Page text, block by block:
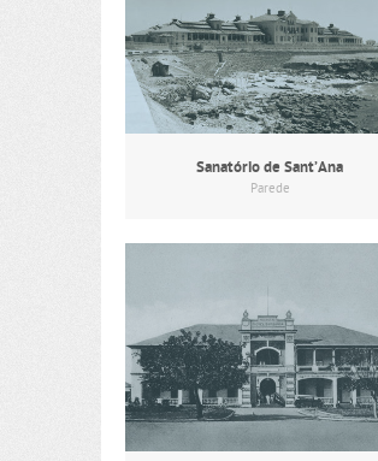
Sanatório de Sant’Ana
Parede